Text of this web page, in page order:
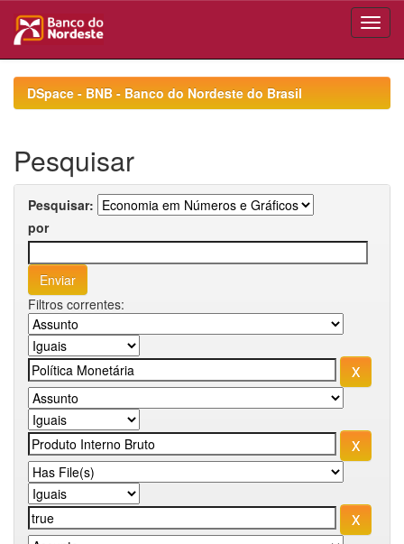
navigationDSpace - BNB - Banco do Nordeste do Brasil
Pesquisar
Pesquisar:
por
Filtros correntes: